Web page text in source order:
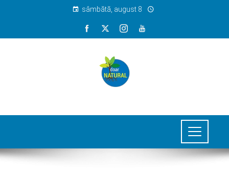
sâmbătă, august 8